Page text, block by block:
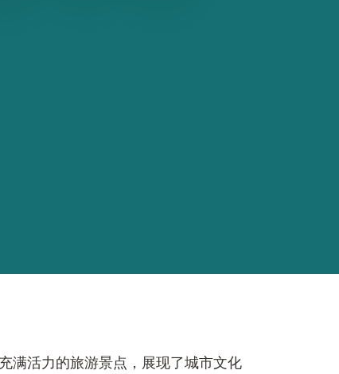
满活力的旅游景点，展现了城市文化